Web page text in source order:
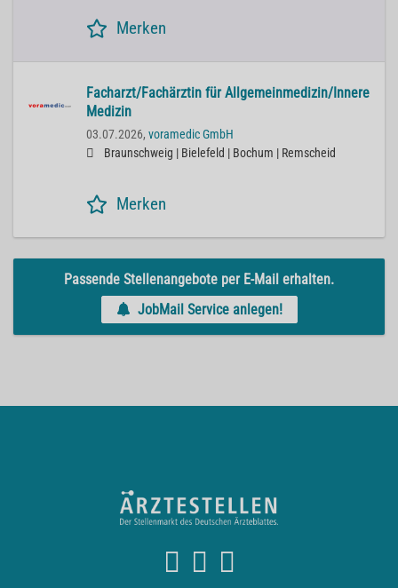
Merken
Facharzt/Fachärztin für Allgemeinmedizin/Innere
Medizin
03.07.2026, voramedic GmbH
Braunschweig | Bielefeld | Bochum | Remscheid
Merken
Passende Stellenangebote per E-Mail erhalten.
JobMail Service anlegen!